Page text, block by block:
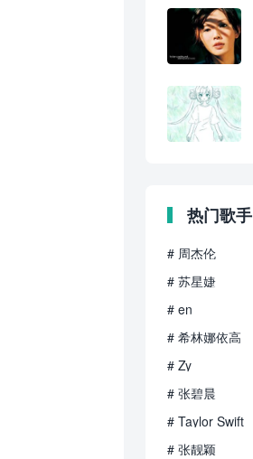
热门歌手
# 周杰伦
# 苏星婕
# en
# 希林娜依高
# Zy
# 张碧晨
# Taylor Swift
# 张靓颖